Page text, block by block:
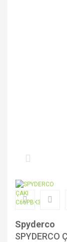
Spyderco
SPYDERCO